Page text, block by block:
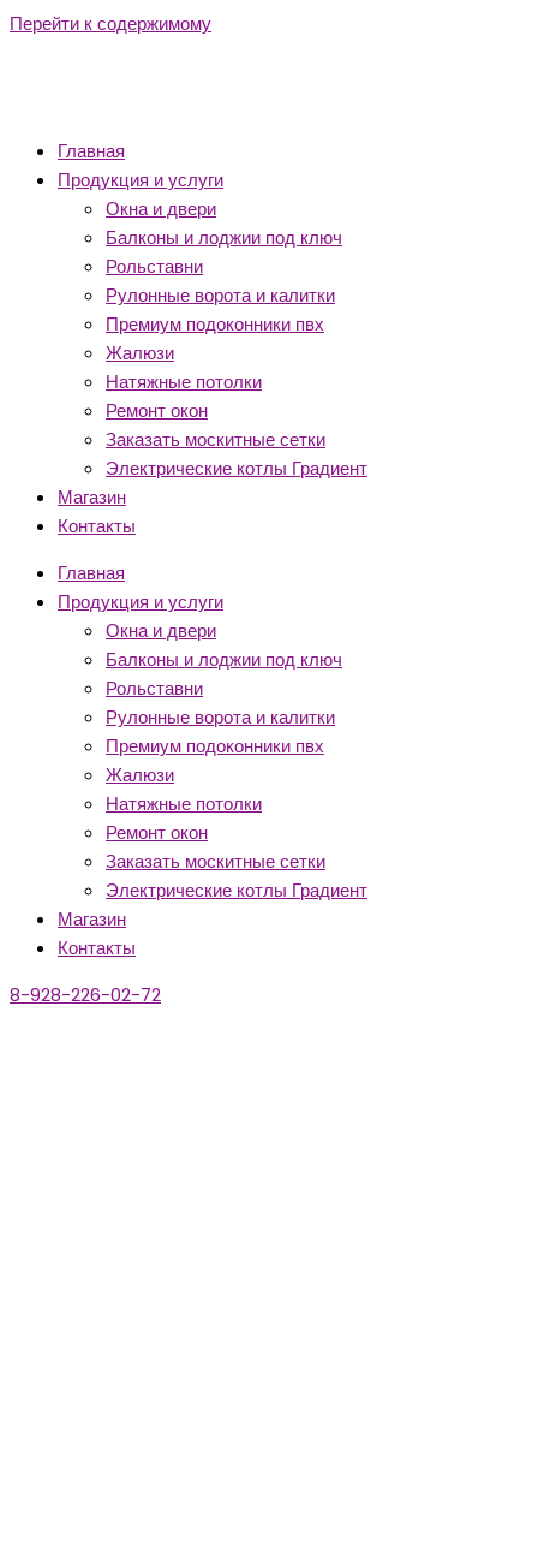
Перейти к содержимому
Главная
Продукция и услуги
Окна и двери
Балконы и лоджии под ключ
Рольставни
Рулонные ворота и калитки
Премиум подоконники пвх
Жалюзи
Натяжные потолки
Ремонт окон
Заказать москитные сетки
Электрические котлы Градиент
Магазин
Контакты
Главная
Продукция и услуги
Окна и двери
Балконы и лоджии под ключ
Рольставни
Рулонные ворота и калитки
Премиум подоконники пвх
Жалюзи
Натяжные потолки
Ремонт окон
Заказать москитные сетки
Электрические котлы Градиент
Магазин
Контакты
8-928-226-02-72